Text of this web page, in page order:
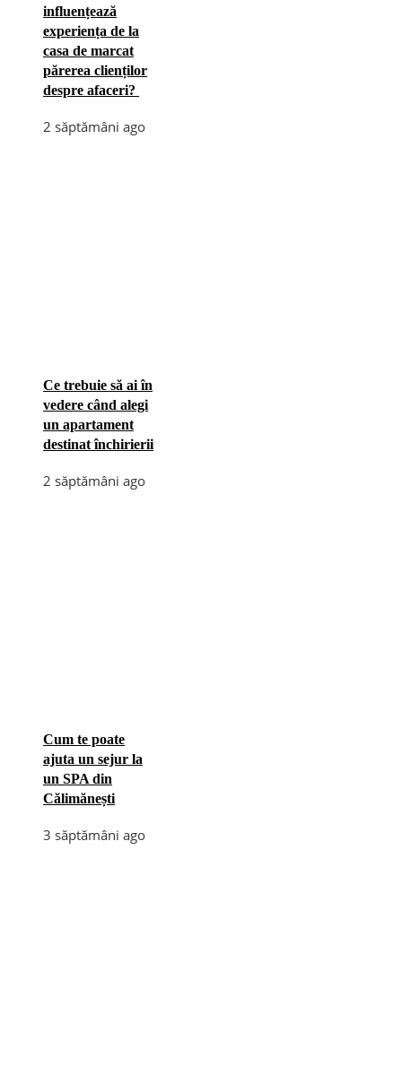
influențează
experiența de la
casa de marcat
părerea clienților
despre afaceri?
2 săptămâni ago
Ce trebuie să ai în
vedere când alegi
un apartament
destinat închirierii
2 săptămâni ago
Cum te poate
ajuta un sejur la
un SPA din
Călimănești
3 săptămâni ago